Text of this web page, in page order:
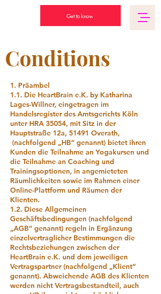
Get to know
Conditions
1. Präambel
1.1. Die HeartBrain e.K. by Katharina
Lages-Willner, eingetragen im
Handelsregister des Amtsgerichts Köln
unter HRA 35054, mit Sitz in der
Hauptstraße 12a, 51491 Overath,
(nachfolgend „HB“ genannt) bietet ihren
Kunden die Teilnahme an Yogakursen und
die Teilnahme an Coaching und
Trainingsoptionen, in angemieteten
Räumlichkeiten sowie im Rahmen einer
Online-Plattform und Räumen der
Klienten.
1.2. Diese Allgemeinen
Geschäftsbedingungen (nachfolgend
„AGB“ genannt) regeln in Ergänzung
einzelvertraglicher Bestimmungen die
Rechtsbeziehungen zwischen der
HeartBrain e.K. und dem jeweiligen
Vertragspartner (nachfolgend „Klient“
genannt). Abweichende AGB des Klienten
werden nicht Vertragsbestandteil, auch